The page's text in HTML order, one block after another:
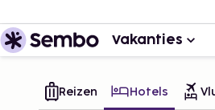
Vakanties
Reizen Hotels